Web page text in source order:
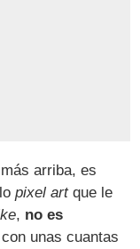
arriba, es
pixel artque le
, no es
unas cuantas